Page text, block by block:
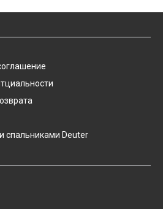
спальниками Deuter